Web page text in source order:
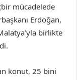
mücadelede
Erdoğan,
birlikte
konut, 25 bini